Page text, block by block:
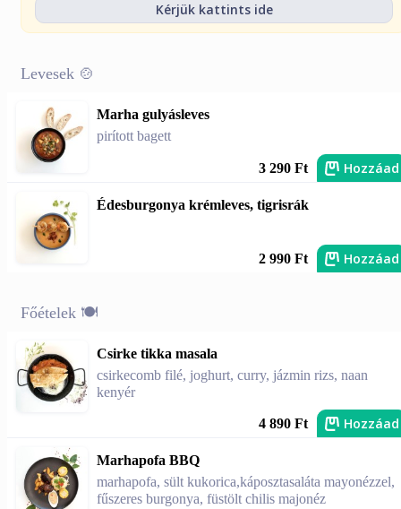
Kérjük kattints ide
Levesek 🍲
Marha gulyásleves
pirított bagett
3 290 Ft Hozzáad
Édesburgonya krémleves, tigrisrák
2 990 Ft Hozzáad
Főételek 🍽️
Csirke tikka masala
csirkecomb filé, joghurt, curry, jázmin rizs, naan
kenyér
4 890 Ft Hozzáad
Marhapofa BBQ
marhapofa, sült kukorica,káposztasaláta mayonézzel,
fűszeres burgonya, füstölt chilis majonéz